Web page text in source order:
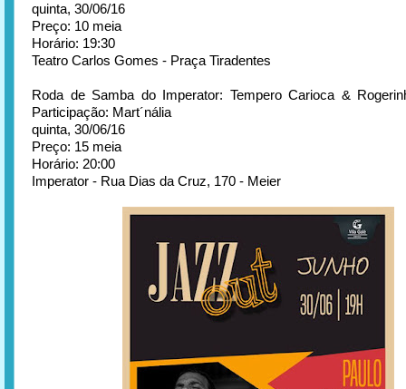
quinta, 30/06/16
Preço: 10 meia
Horário: 19:30
Teatro Carlos Gomes - Praça Tiradentes
Roda de Samba do Imperator: Tempero Carioca &
Participação: Mart´nália
quinta, 30/06/16
Preço: 15 meia
Horário: 20:00
Imperator - Rua Dias da Cruz, 170 - Meier